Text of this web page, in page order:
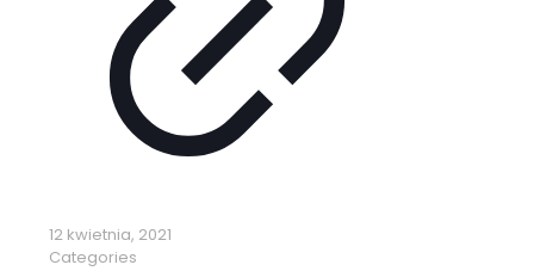
12 kwietnia, 2021
Categories